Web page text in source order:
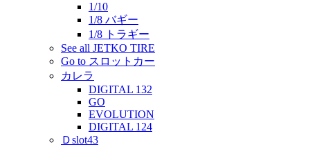
1/10
1/8 バギー
1/8 トラギー
See all JETKO TIRE
Go to スロットカー
カレラ
DIGITAL 132
GO
EVOLUTION
DIGITAL 124
Ｄslot43